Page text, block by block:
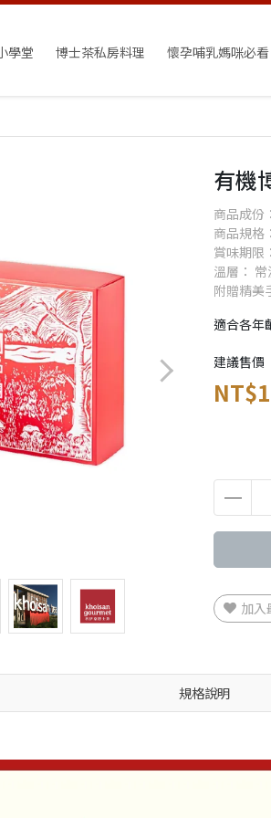
學堂 博士茶私房料理 懷孕哺乳媽咪必看
有機
商品成份
商品規格
賞味期限
溫層： 常
附贈精美
適合各年
建議售價
加入
規格說明